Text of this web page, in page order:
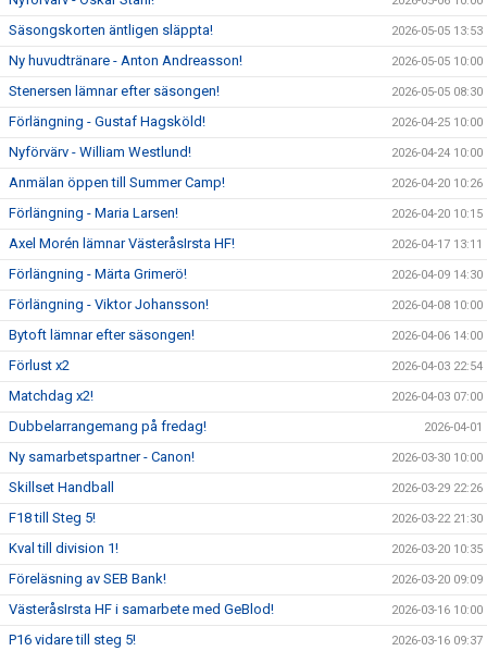
Säsongskorten äntligen släppta! 2026-05-05 13:53
Ny huvudtränare - Anton Andreasson! 2026-05-05 10:00
Stenersen lämnar efter säsongen! 2026-05-05 08:30
Förlängning - Gustaf Hagsköld! 2026-04-25 10:00
Nyförvärv - William Westlund! 2026-04-24 10:00
Anmälan öppen till Summer Camp! 2026-04-20 10:26
Förlängning - Maria Larsen! 2026-04-20 10:15
Axel Morén lämnar VästeråsIrsta HF! 2026-04-17 13:11
Förlängning - Märta Grimerö! 2026-04-09 14:30
Förlängning - Viktor Johansson! 2026-04-08 10:00
Bytoft lämnar efter säsongen! 2026-04-06 14:00
Förlust x2 2026-04-03 22:54
Matchdag x2! 2026-04-03 07:00
Dubbelarrangemang på fredag! 2026-04-01
Ny samarbetspartner - Canon! 2026-03-30 10:00
Skillset Handball 2026-03-29 22:26
F18 till Steg 5! 2026-03-22 21:30
Kval till division 1! 2026-03-20 10:35
Föreläsning av SEB Bank! 2026-03-20 09:09
VästeråsIrsta HF i samarbete med GeBlod! 2026-03-16 10:00
P16 vidare till steg 5! 2026-03-16 09:37